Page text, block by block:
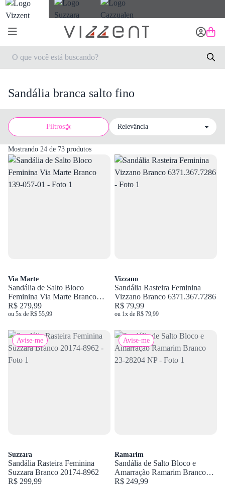
Sandália branca salto fino
Filtros
Sort by
Mostrando 24 de 73 produtos
Via Marte
Sandália de Salto Bloco
Feminina Via Marte Branco
139-057-01
R$ 279,99
ou 5x de R$ 55,99
Vizzano
Sandália Rasteira Feminina
Vizzano Branco 6371.367.7286
R$ 79,99
ou 1x de R$ 79,99
Avise-me
Suzzara
Sandália Rasteira Feminina
Suzzara Branco 20174-8962
R$ 299,99
Avise-me
Ramarim
Sandália de Salto Bloco e
Amarração Ramarim Branco
23-28204 NP
R$ 249,99